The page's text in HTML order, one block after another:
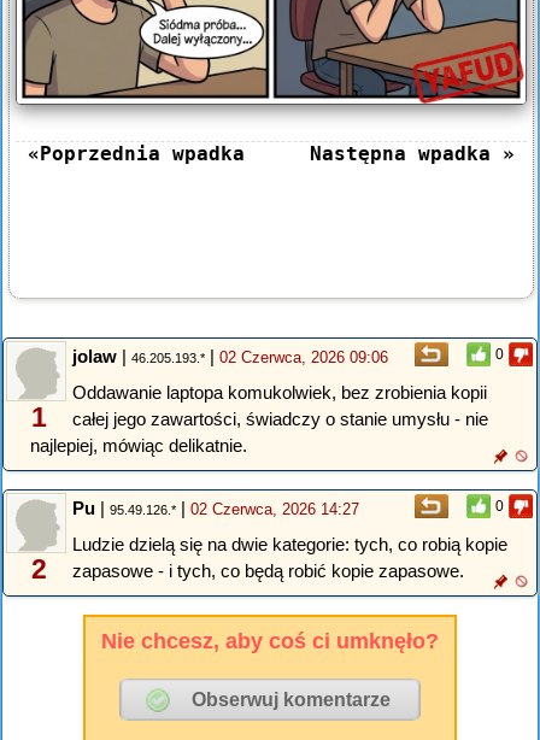
«Poprzednia wpadka Następna wpadka »
0
1
jolaw | 46.205.193.* | 02 Czerwca, 2026 09:06
Oddawanie laptopa komukolwiek, bez zrobienia kopii
całej jego zawartości, świadczy o stanie umysłu - nie
najlepiej, mówiąc delikatnie.
0
2
Pu | 95.49.126.* | 02 Czerwca, 2026 14:27
Ludzie dzielą się na dwie kategorie: tych, co robią kopie
zapasowe - i tych, co będą robić kopie zapasowe.
Nie chcesz, aby coś ci umknęło?